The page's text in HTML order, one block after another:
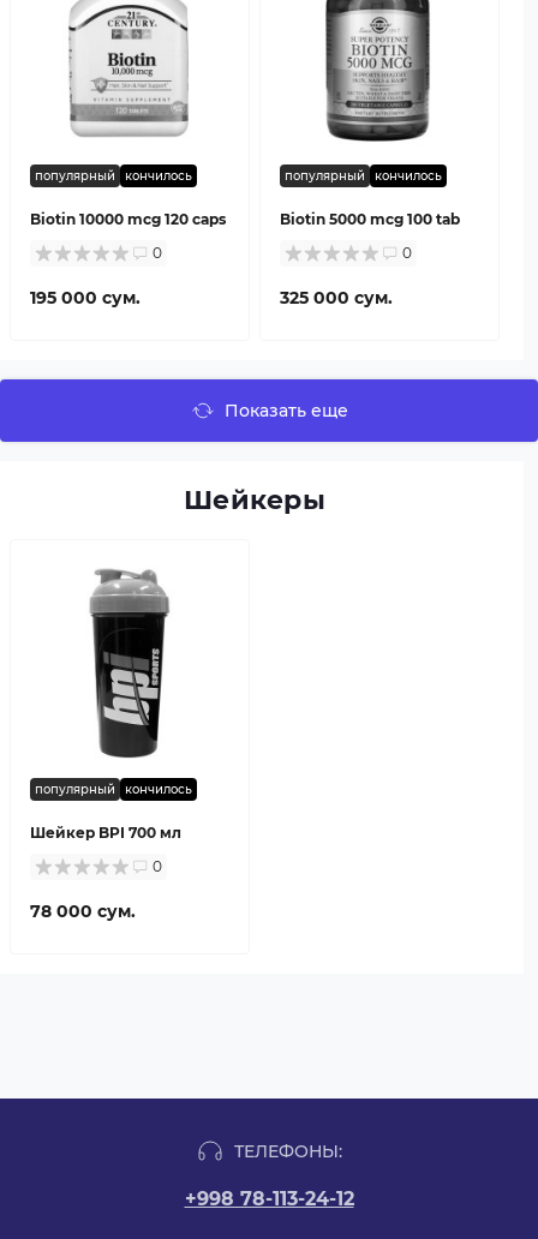
популярный кончилось
Biotin 10000 mcg 120 caps
0
195 000 сум.
популярный кончилось
Biotin 5000 mcg 100 tab
0
325 000 сум.
Показать еще
Шейкеры
популярный кончилось
Шейкер BPI 700 мл
0
78 000 сум.
ТЕЛЕФОНЫ:
+998 78-113-24-12